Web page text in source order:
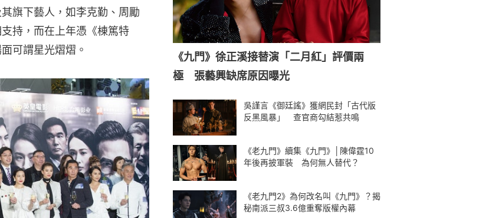
旗下藝人，如李克勤、周勵
持，而在上年憑《棟篤特
可謂星光熠熠。
《九門》徐正溪接替演「二月紅」評價兩
極 張藝興缺席原因曝光
吳謹言《御廷謠》獲網民封「古代版
反黑風暴」 查官商勾結惹共鳴
《老九門》續集《九門》│陳偉霆10
年後再披軍裝 為何無人替代？
《老九門2》為何改名叫《九門》？揭
秘南派三叔3.6億重奪版權內幕